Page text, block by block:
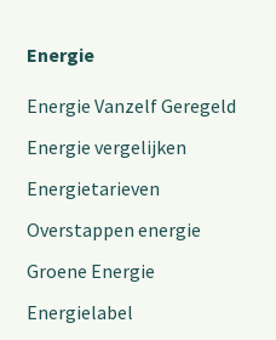
Energie
Energie Vanzelf Geregeld
Energie vergelijken
Energietarieven
Overstappen energie
Groene Energie
Energielabel